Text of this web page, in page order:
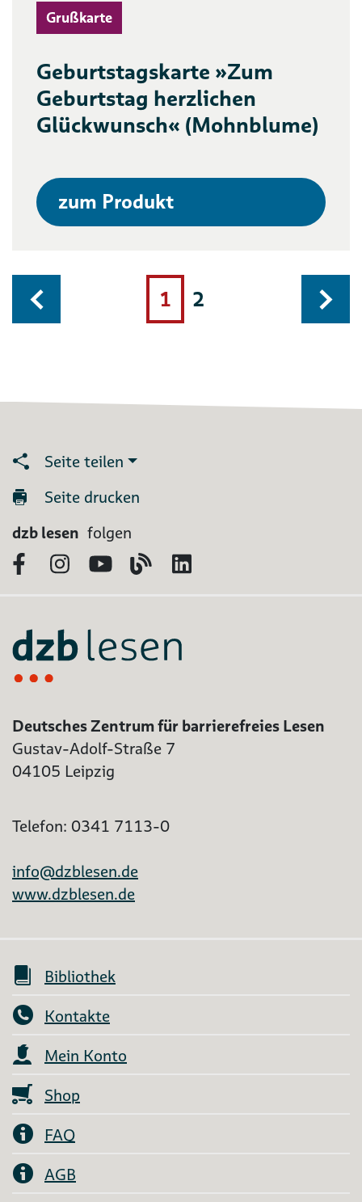
Grußkarte
Geburtstagskarte »Zum
Geburtstag herzlichen
Glückwunsch« (Mohnblume)
zum Produkt
1 2
Seite teilen
Seite drucken
dzb lesen folgen
FacebookInstagram
YouTubeBlog
Deutsches Zentrum für barrierefreies Lesen
Gustav-Adolf-Straße 7
04105 Leipzig
Telefon: 0341 7113-0
info@dzblesen.de
www.dzblesen.de
Bibliothek
Kontakte
Mein Konto
Shop
FAQ
AGB